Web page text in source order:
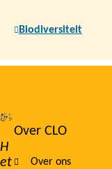
Biodiversiteit
H
et
Footer
Over CLO
Over ons